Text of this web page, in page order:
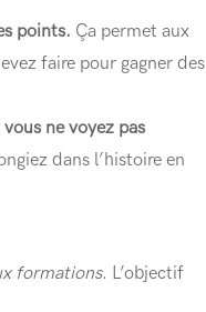
points. Ça permet aux
faire pour gagner des
vous ne voyez pas
dans l’histoire en
formations. L’objectif